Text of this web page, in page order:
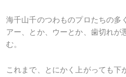
海千山千のつわものプロたちの多
アー、とか、ウーとか、歯切れが
む。
これまで、とにかく上がっても下